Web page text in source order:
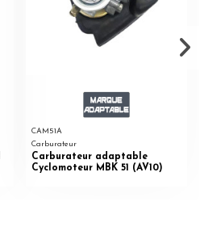
CAM51A
Carburateur
Carburateur adaptable
Cyclomoteur MBK 51 (AV10)